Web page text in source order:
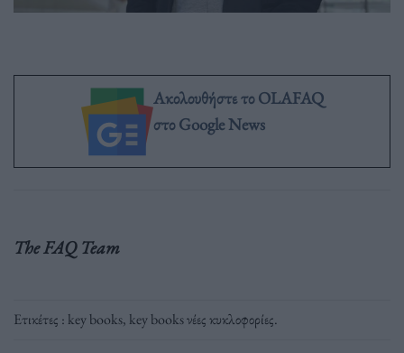
Ακολουθήστε το OLAFAQ
στο Google News
The FAQ Team
Ετικέτες : key books, key books νέες κυκλοφορίες.